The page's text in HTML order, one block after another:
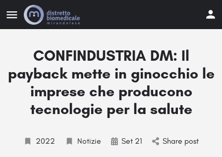
CONFINDUSTRIA DM: Il
payback mette in ginocchio le
imprese che producono
tecnologie per la salute
2022 Notizie Set 21 Share post